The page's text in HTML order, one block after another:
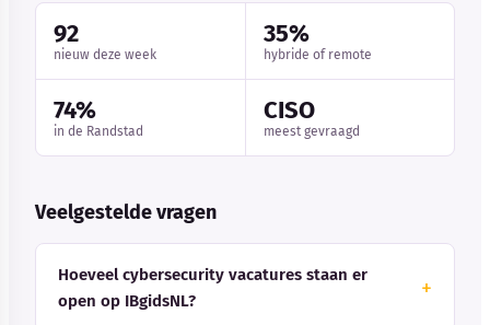
92
nieuw deze week
35%
hybride of remote
74%
in de Randstad
CISO
meest gevraagd
Veelgestelde vragen
Hoeveel cybersecurity vacatures staan er
open op IBgidsNL?